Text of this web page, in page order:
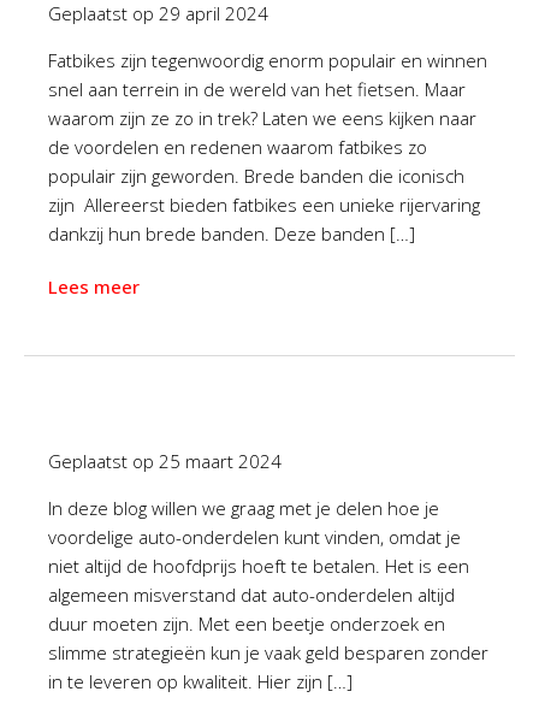
Geplaatst op 29 april 2024
Fatbikes zijn tegenwoordig enorm populair en winnen
snel aan terrein in de wereld van het fietsen. Maar
waarom zijn ze zo in trek? Laten we eens kijken naar
de voordelen en redenen waarom fatbikes zo
populair zijn geworden. Brede banden die iconisch
zijn Allereerst bieden fatbikes een unieke rijervaring
dankzij hun brede banden. Deze banden […]
Lees meer
Geplaatst op 25 maart 2024
In deze blog willen we graag met je delen hoe je
voordelige auto-onderdelen kunt vinden, omdat je
niet altijd de hoofdprijs hoeft te betalen. Het is een
algemeen misverstand dat auto-onderdelen altijd
duur moeten zijn. Met een beetje onderzoek en
slimme strategieën kun je vaak geld besparen zonder
in te leveren op kwaliteit. Hier zijn […]